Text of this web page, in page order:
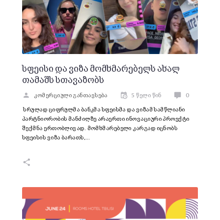
სფეისი და ვიზა მომხმარებელს ახალ
თამაშს სთავაზობს
კომერციული განთავსება 5 წელი წინ 0
სრულად ციფრულმა ბანკმა სფეისმა და ვიზამ სამწლიანი
პარტნიორობის მანძილზე არაერთი ინოვაციური პროექტი
შექმნა ერთობლივად. მომხმარებელი კარგად იცნობს
სფეისის ვიზა ბარათს,…